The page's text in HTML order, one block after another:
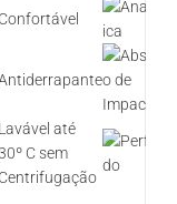
Confortável
Lavável até
C sem
Centrifugação